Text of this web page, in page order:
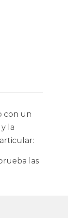
con un
la
las